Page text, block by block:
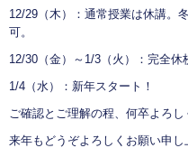
12/29（木）：通常授業は休講。
可。
12/30（金）～1/3（火）：完全休
1/4（水）：新年スタート！
ご確認とご理解の程、何卒よろし
来年もどうぞよろしくお願い申し